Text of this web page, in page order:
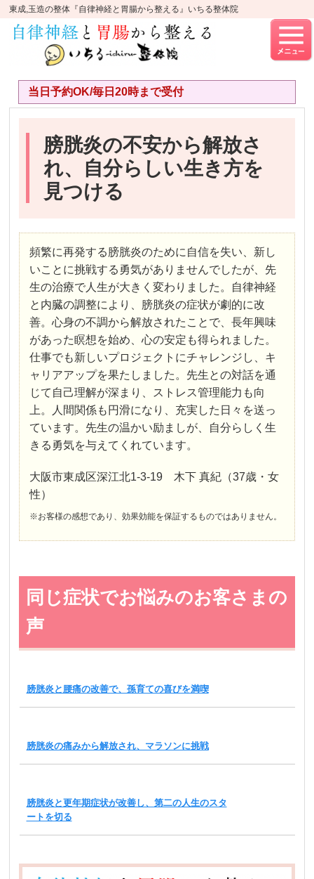
東成,玉造の整体『自律神経と胃腸から整える』いちる整体院
当日予約OK/毎日20時まで受付
膀胱炎の不安から解放さ
れ、自分らしい生き方を
見つける
頻繁に再発する膀胱炎のために自信を失い、新し
いことに挑戦する勇気がありませんでしたが、先
生の治療で人生が大きく変わりました。自律神経
と内臓の調整により、膀胱炎の症状が劇的に改
善。心身の不調から解放されたことで、長年興味
があった瞑想を始め、心の安定も得られました。
仕事でも新しいプロジェクトにチャレンジし、キ
ャリアアップを果たしました。先生との対話を通
じて自己理解が深まり、ストレス管理能力も向
上。人間関係も円滑になり、充実した日々を送っ
ています。先生の温かい励ましが、自分らしく生
きる勇気を与えてくれています。
大阪市東成区深江北1-3-19 木下 真紀（37歳・女
性）
※お客様の感想であり、効果効能を保証するものではありません。
同じ症状でお悩みのお客さまの
声
膀胱炎と腰痛の改善で、孫育ての喜びを満喫
膀胱炎の痛みから解放され、マラソンに挑戦
膀胱炎と更年期症状が改善し、第二の人生のスタ
ートを切る